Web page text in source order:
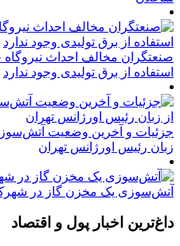
صنعتگران مخالف احداث
استفاده از برق تولیدی وجود ندارد
جزئیات و آخرین وضعیت
زبان رئیس اورژانس تهران
آتش‌سوزی یک مخزن گاز در
داغ‌ترین اخبار پول و اقتصاد